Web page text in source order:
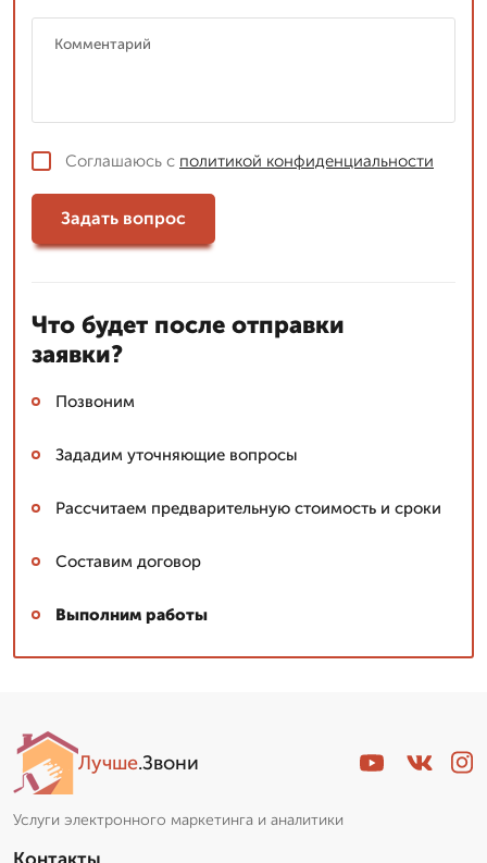
Соглашаюсь с политикой конфиденциальности
Задать вопрос
Что будет после отправки
заявки?
Позвоним
Зададим уточняющие вопросы
Рассчитаем предварительную стоимость и сроки
Составим договор
Выполним работы
Лучше.Звони
Услуги электронного маркетинга и аналитики
Контакты